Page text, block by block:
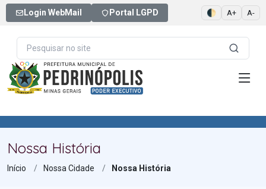
Login WebMail Portal LGPD 🌓 A+ A-
Nossa História
Início Nossa Cidade Nossa História